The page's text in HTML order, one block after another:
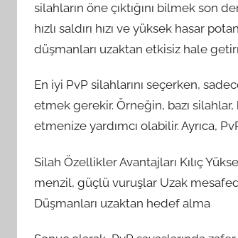
silahların öne çıktığını bilmek son
hızlı saldırı hızı ve yüksek hasar
düşmanları uzaktan etkisiz hale
En iyi PvP silahlarını seçerken,
etmek gerekir. Örneğin, bazı
etmenize yardımcı olabilir. Ayrıca,
Silah Özellikler Avantajları Kılıç
menzil, güçlü vuruşlar Uzak
Düşmanları uzaktan hedef alma